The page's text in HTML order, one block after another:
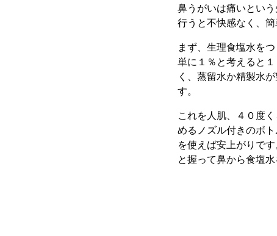
鼻うがいは痛いとい
行うと不快感なく、簡
まず、生理食塩水を
単に１％と考えると
く、蒸留水か精製水
す。
これを人肌、４０度
めるノズル付きのボ
を使えば安上がりで
と握って鼻から食塩水